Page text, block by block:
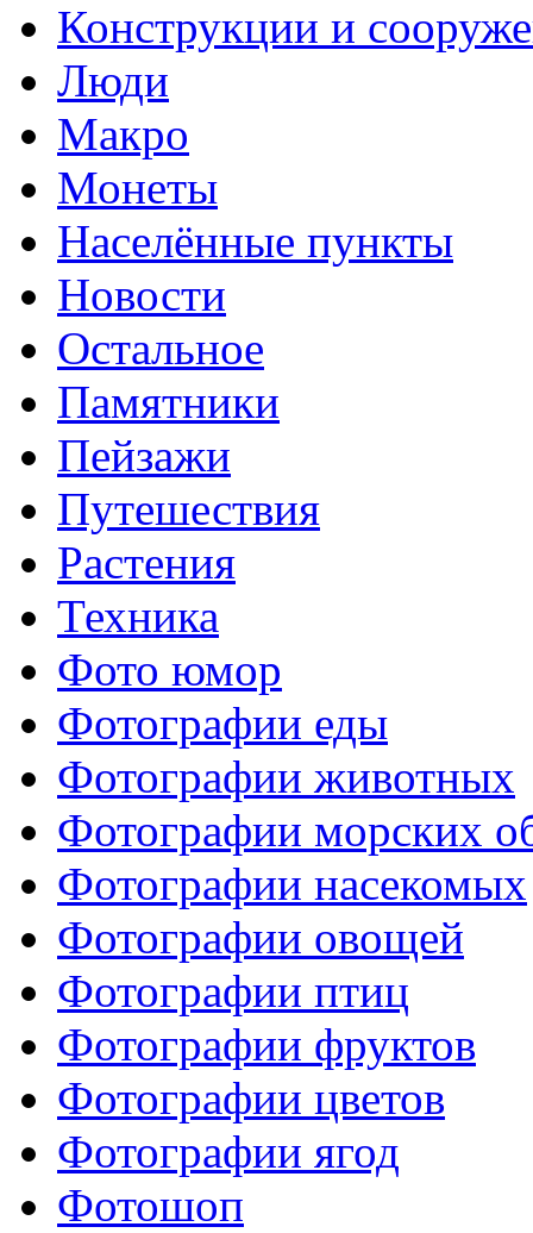
Конструкции и
Люди
Макро
Монеты
Населённые пункты
Новости
Остальное
Памятники
Пейзажи
Путешествия
Растения
Техника
Фото юмор
Фотографии еды
Фотографии животных
Фотографии морских
Фотографии насекомых
Фотографии овощей
Фотографии птиц
Фотографии фруктов
Фотографии цветов
Фотографии ягод
Фотошоп